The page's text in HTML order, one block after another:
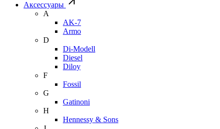
Аксессуары
A
AK-7
Armo
D
Di-Modell
Diesel
Diloy
F
Fossil
G
Gatinoni
H
Hennessy & Sons